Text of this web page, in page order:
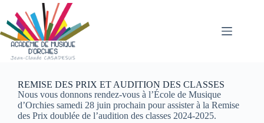
REMISE DES PRIX ET AUDITION DES CLASSES
Nous vous donnons rendez-vous à l’École de Musique
d’Orchies samedi 28 juin prochain pour assister à la Remise
des Prix doublée de l’audition des classes 2024-2025.